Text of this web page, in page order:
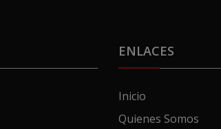
ENLACES
Inicio
Quienes Somos